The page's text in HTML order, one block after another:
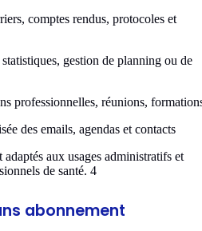
comptes rendus, protocoles et
gestion de planning ou de
professionnelles, réunions,
des emails, agendas et contacts
aux usages administratifs et
de santé. 4
abonnement